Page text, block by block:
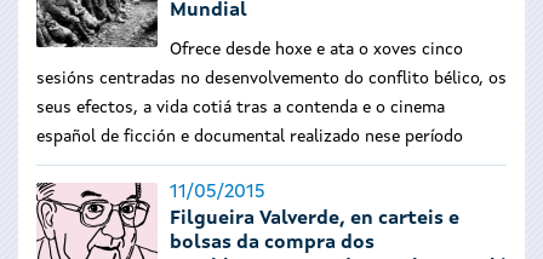
Mundial
Ofrece desde hoxe e ata o xoves cinco
sesións centradas no desenvolvemento do conflito bélico, os
seus efectos, a vida cotiá tras a contenda e o cinema
español de ficción e documental realizado nese período
11/05/2015
Filgueira Valverde, en carteis e
bolsas da compra dos